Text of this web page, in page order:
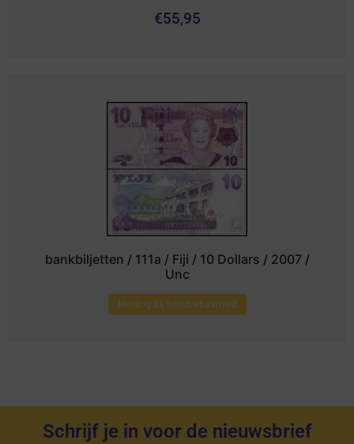
€55,95
bankbiljetten / 111a / Fiji / 10 Dollars / 2007 /
Unc
Melding bij beschikbaarheid
Schrijf je in voor de nieuwsbrief